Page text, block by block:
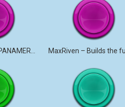
MaxRiven – Builds the